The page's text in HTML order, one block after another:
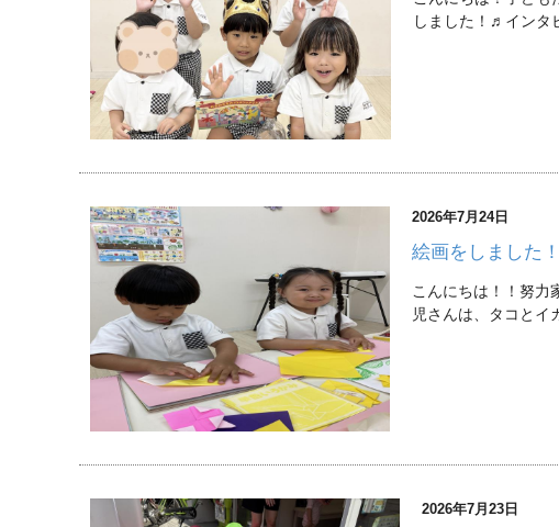
しました！♬インタ
2026年7月24日
絵画をしました
こんにちは！！努力
児さんは、タコと
2026年7月23日